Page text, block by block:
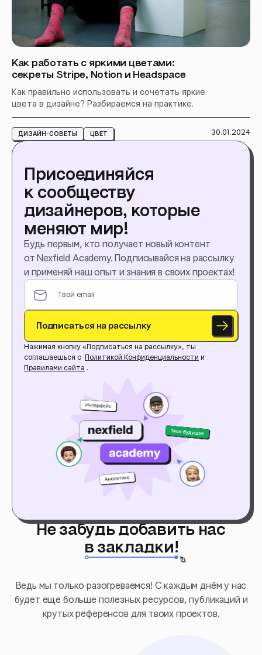
Как работать с яркими цветами:
секреты Stripe, Notion и Headspace
Как правильно использовать и сочетать яркие
цвета в дизайне? Разбираемся на практике.
ДИЗАЙН-СОВЕТЫ ЦВЕТ 30.01.2024
Присоединяйся
к сообществу
дизайнеров, которые
меняют мир!
Будь первым, кто получает новый контент
от Nexfield Academy. Подписывайся на рассылку
и применяй наш опыт и знания в своих проектах!
Подписаться на рассылку
Нажимая кнопку «Подписаться на рассылку», ты
соглашаешься с
Политикой Конфиденциальности и
Правилами сайта .
Не забудь добавить нас
в закладки!
Ведь мы только разогреваемся! С каждым днём у нас
будет еще больше полезных ресурсов, публикаций и
крутых референсов для твоих проектов.